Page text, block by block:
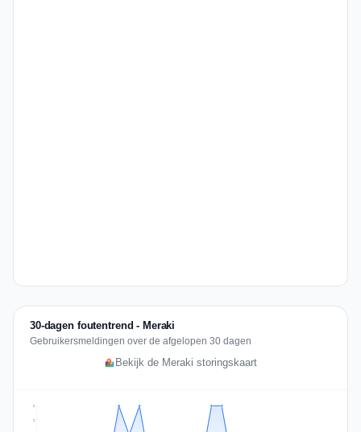
30-dagen foutentrend - Meraki
Gebruikersmeldingen over de afgelopen 30 dagen
Bekijk de Meraki storingskaart
2
2